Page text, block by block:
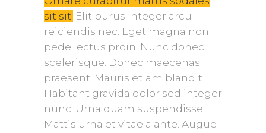
sit sit. Elit purus integer arcu
reiciendis nec. Eget magna non
pede lectus proin. Nunc donec
scelerisque. Donec maecenas
praesent. Mauris etiam blandit.
Habitant gravida dolor sed integer
nunc. Urna quam suspendisse.
Mattis urna et vitae a ante. Augue